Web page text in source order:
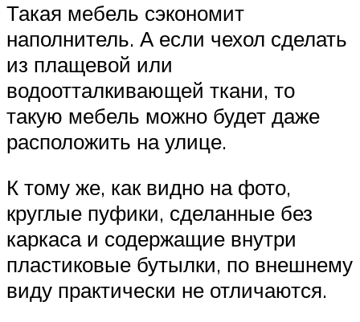
Такая мебель сэкономит
наполнитель. А если чехол сделать
из плащевой или
водоотталкивающей ткани, то
такую мебель можно будет даже
расположить на улице.
К тому же, как видно на фото,
круглые пуфики, сделанные без
каркаса и содержащие внутри
пластиковые бутылки, по внешнему
виду практически не отличаются.